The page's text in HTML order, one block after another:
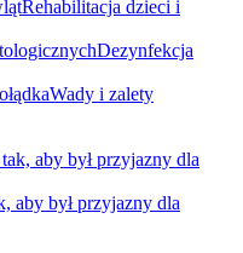
Rehabilitacja dzieci i
Dezynfekcja
Wady i zalety
aby był przyjazny dla